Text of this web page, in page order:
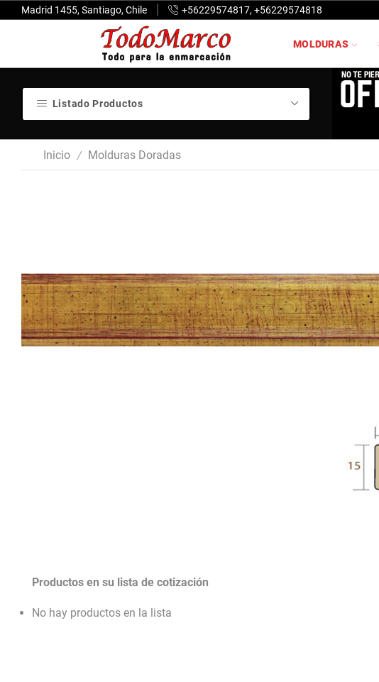
Madrid 1455, Santiago, Chile +56229574817, +56229574818
MOLDURAS
Listado Productos
Inicio / Molduras Doradas
Productos en su lista de cotización
No hay productos en la lista